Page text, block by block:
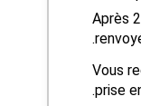
Après
Vous
prise